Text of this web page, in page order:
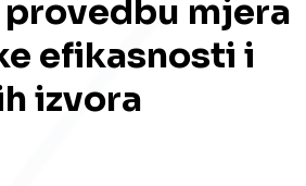
mjera
efikasnosti i
izvora